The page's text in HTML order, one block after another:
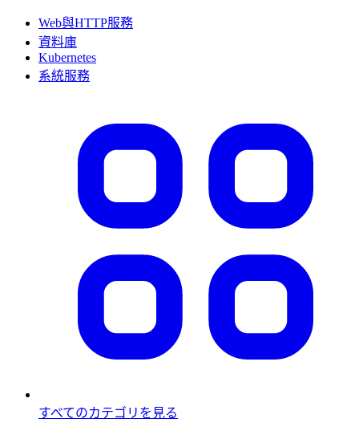
Web與HTTP服務
資料庫
Kubernetes
系統服務
すべてのカテゴリを見る